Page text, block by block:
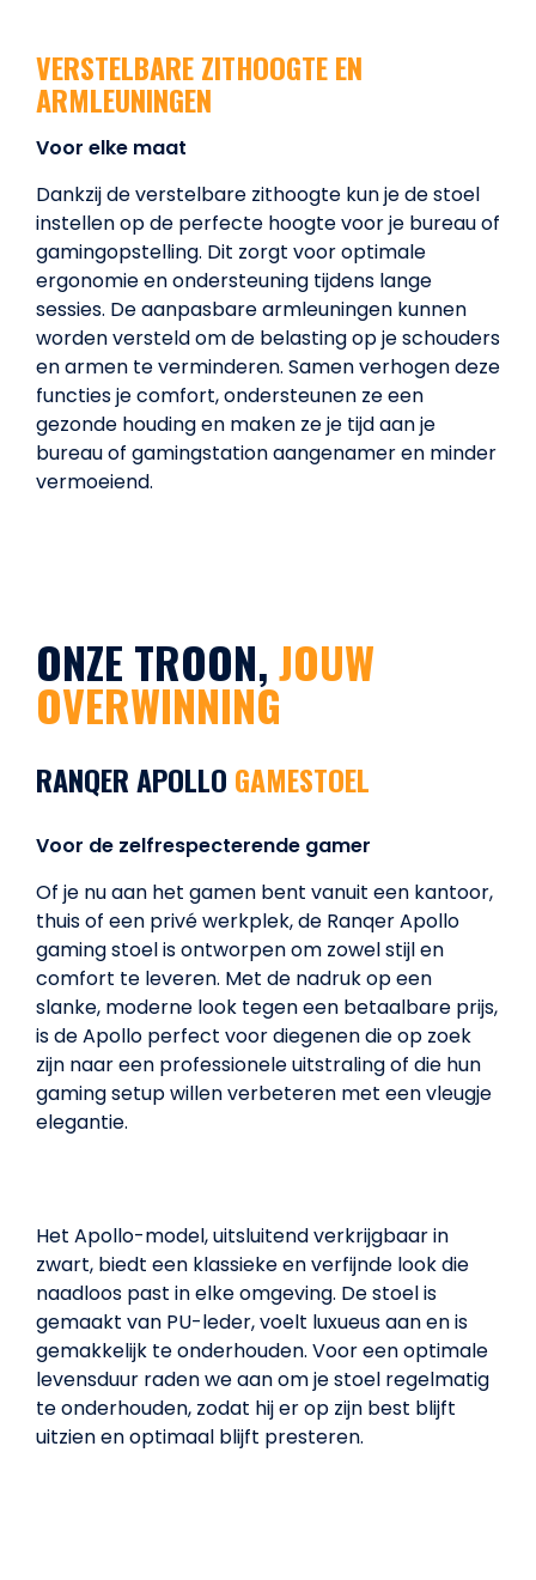
VERSTELBARE ZITHOOGTE EN
ARMLEUNINGEN
Voor elke maat
Dankzij de verstelbare zithoogte kun je de stoel
instellen op de perfecte hoogte voor je bureau of
gamingopstelling. Dit zorgt voor optimale
ergonomie en ondersteuning tijdens lange
sessies. De aanpasbare armleuningen kunnen
worden versteld om de belasting op je schouders
en armen te verminderen. Samen verhogen deze
functies je comfort, ondersteunen ze een
gezonde houding en maken ze je tijd aan je
bureau of gamingstation aangenamer en minder
vermoeiend.
ONZE TROON,JOUW
OVERWINNING
RANQER APOLLO GAMESTOEL
Voor de zelfrespecterende gamer
Of je nu aan het gamen bent vanuit een kantoor,
thuis of een privé werkplek, de Ranqer Apollo
gaming stoel is ontworpen om zowel stijl en
comfort te leveren. Met de nadruk op een
slanke, moderne look tegen een betaalbare prijs,
is de Apollo perfect voor diegenen die op zoek
zijn naar een professionele uitstraling of die hun
gaming setup willen verbeteren met een vleugje
elegantie.
Het Apollo-model, uitsluitend verkrijgbaar in
zwart, biedt een klassieke en verfijnde look die
naadloos past in elke omgeving. De stoel is
gemaakt van PU-leder, voelt luxueus aan en is
gemakkelijk te onderhouden. Voor een optimale
levensduur raden we aan om je stoel regelmatig
te onderhouden, zodat hij er op zijn best blijft
uitzien en optimaal blijft presteren.